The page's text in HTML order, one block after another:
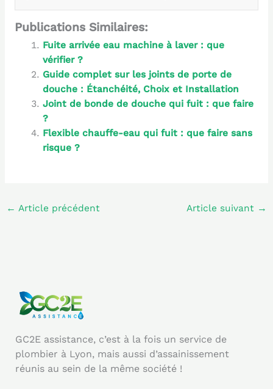
Publications Similaires:
Fuite arrivée eau machine à laver : que
vérifier ?
Guide complet sur les joints de porte de
douche : Étanchéité, Choix et Installation
Joint de bonde de douche qui fuit : que faire
?
Flexible chauffe-eau qui fuit : que faire sans
risque ?
← Article précédent Article suivant →
GC2E assistance, c’est à la fois un service de
plombier à Lyon, mais aussi d’assainissement
réunis au sein de la même société !